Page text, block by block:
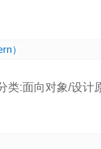
）
类:面向对象/设计